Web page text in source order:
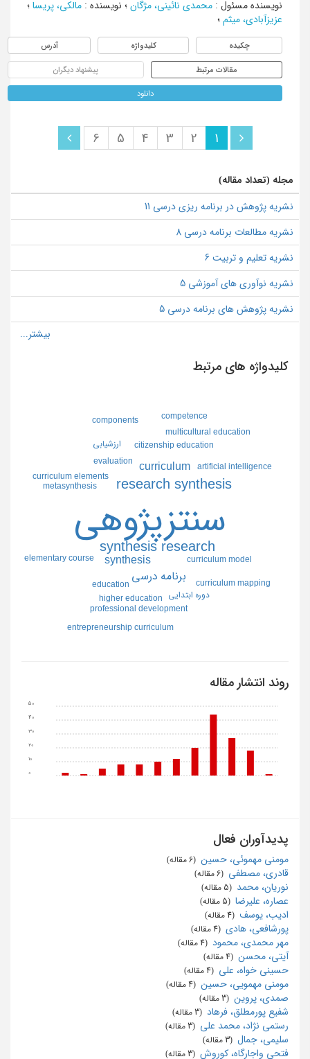
نویسنده مسئول : محمدی نائینی، مژگان؛ نویسنده: مالکی، پریسا؛
عزیزآبادی، میثم؛
چکیده کلیدواژه آدرس
مقالات مرتبط پیشنهاد دیگران
دانلود
1
2
3
4
5
6
مجله (تعداد مقاله)
نشریه پژوهش در برنامه ریزی درسی 11
نشریه مطالعات برنامه درسی 8
نشریه تعلیم و تربیت 6
نشریه نوآوری های آموزشی 5
نشریه پژوهش های برنامه درسی 5
کلیدواژه های مرتبط
سنتزپژوهي
synthesis research
research synthesis
curriculum
synthesis
برنامه درسي
citizenship education
curriculum model
education
evaluation
higher education دوره ابتدايي
curriculum elements
metasynthesis
multicultural education
professional development
ارزشيابي
artificial intelligence
competence
components
curriculum mapping
elementary course
entrepreneurship curriculum
روند انتشار مقاله
10
20
30
40
50
پدیدآوران فعال
مومنی مهموئی، حسین
قادری، مصطفی
نوریان، محمد
عصاره، علیرضا
ادیب، یوسف
پورشافعی، هادی
مهر محمدی، محمود
آیتی، محسن
حسینی خواه، علی
مومنی مهمویی، حسین
صمدی، پروین
شفیع پورمطلق، فرهاد
رستمی نژاد، محمد علی
سلیمی، جمال
فتحی واجارگاه، کوروش